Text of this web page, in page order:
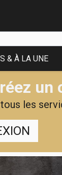
& À LA UNE
un
les